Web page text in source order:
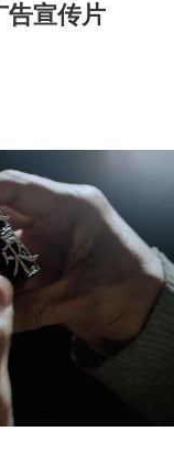
告宣传片